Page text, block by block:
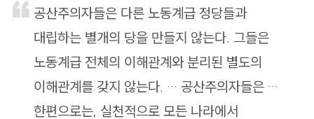
공산주의자들은 다른 노동계급 정당들과
대립하는 별개의 당을 만들지 않는다. 그들은
노동계급 전체의 이해관계와 분리된 별도의
이해관계를 갖지 않는다. … 공산주의자들은 …
한편으로는, 실천적으로 모든 나라에서